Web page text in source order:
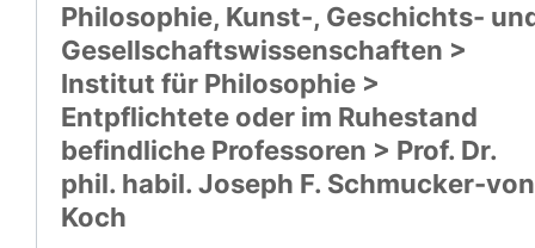
Philosophie, Kunst-, Geschichts-
Gesellschaftswissenschaften >
Institut für Philosophie >
Entpflichtete oder im Ruhestand
befindliche Professoren > Prof. Dr.
phil. habil. Joseph F. Schmucker-von
Koch